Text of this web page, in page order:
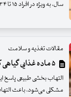
سال، به ویژه در افراد ۱۵ تا ۳۴ سال رو به افزایش است.
مقالات تغذیه و سلامت
التهاب بخشی طبیعی پاسخ
مشکلی می‌شود، باعث